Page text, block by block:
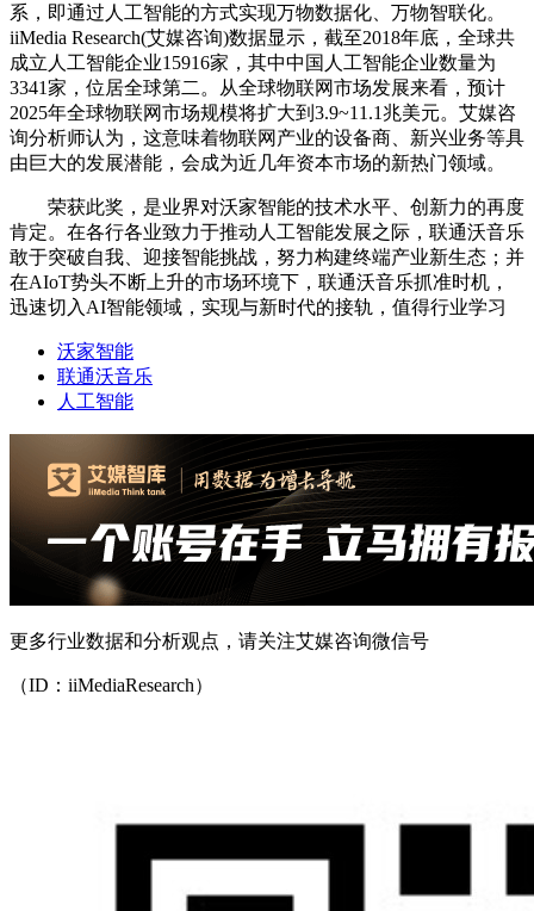
系，即通过人工智能的方式实现万物数据化、万物智联化。
iiMedia Research(艾媒咨询)数据显示，截至2018年底，全球共
成立人工智能企业15916家，其中中国人工智能企业数量为
3341家，位居全球第二。从全球物联网市场发展来看，预计
2025年全球物联网市场规模将扩大到3.9~11.1兆美元。艾媒咨
询分析师认为，这意味着物联网产业的设备商、新兴业务等具
由巨大的发展潜能，会成为近几年资本市场的新热门领域。
荣获此奖，是业界对沃家智能的技术水平、创新力的再度
肯定。在各行各业致力于推动人工智能发展之际，联通沃音乐
敢于突破自我、迎接智能挑战，努力构建终端产业新生态；并
在AIoT势头不断上升的市场环境下，联通沃音乐抓准时机，
迅速切入AI智能领域，实现与新时代的接轨，值得行业学习
沃家智能
联通沃音乐
人工智能
更多行业数据和分析观点，请关注艾媒咨询微信号
（ID：iiMediaResearch）